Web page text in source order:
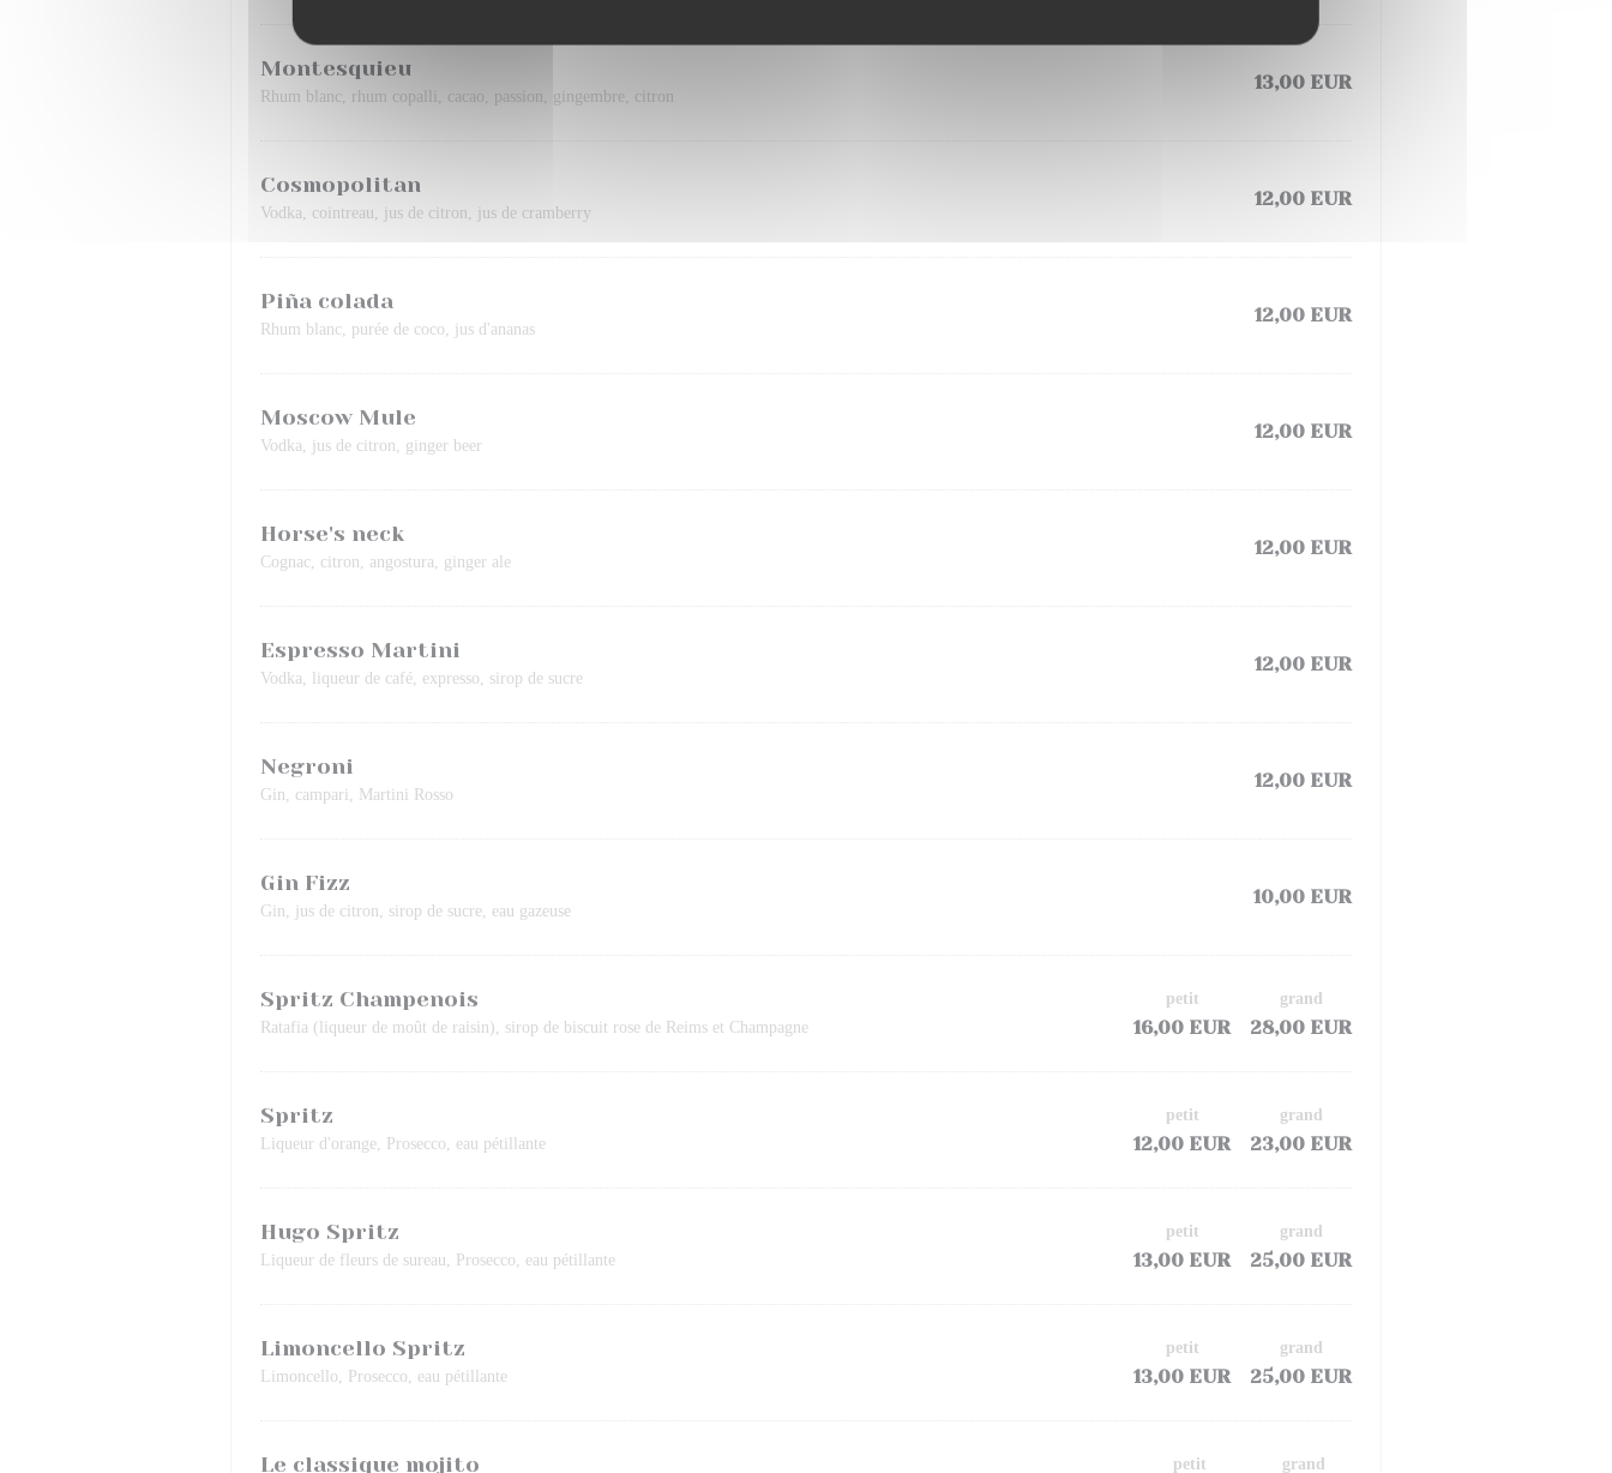
Montesquieu
Rhum blanc, rhum copalli, cacao, passion, gingembre, citron
13,00 EUR
Cosmopolitan
Vodka, cointreau, jus de citron, jus de cramberry
12,00 EUR
Piña colada
Rhum blanc, purée de coco, jus d'ananas
12,00 EUR
Moscow Mule
Vodka, jus de citron, ginger beer
12,00 EUR
Horse's neck
Cognac, citron, angostura, ginger ale
12,00 EUR
Espresso Martini
Vodka, liqueur de café, expresso, sirop de sucre
12,00 EUR
Negroni
Gin, campari, Martini Rosso
12,00 EUR
Gin Fizz
Gin, jus de citron, sirop de sucre, eau gazeuse
10,00 EUR
Spritz Champenois
Ratafia (liqueur de moût de raisin), sirop de biscuit rose de Reims et Champagne 16,00 EUR
petit
28,00 EUR
grand
Spritz
Liqueur d'orange, Prosecco, eau pétillante 12,00 EUR
petit
23,00 EUR
grand
Hugo Spritz
Liqueur de fleurs de sureau, Prosecco, eau pétillante 13,00 EUR
petit
25,00 EUR
grand
Limoncello Spritz
Limoncello, Prosecco, eau pétillante 13,00 EUR
petit
25,00 EUR
grand
Le classique mojito petit grand